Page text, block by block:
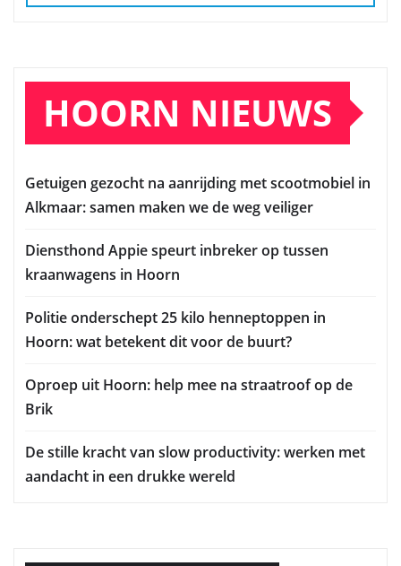
HOORN NIEUWS
Getuigen gezocht na aanrijding met scootmobiel in
Alkmaar: samen maken we de weg veiliger
Diensthond Appie speurt inbreker op tussen
kraanwagens in Hoorn
Politie onderschept 25 kilo henneptoppen in
Hoorn: wat betekent dit voor de buurt?
Oproep uit Hoorn: help mee na straatroof op de
Brik
De stille kracht van slow productivity: werken met
aandacht in een drukke wereld